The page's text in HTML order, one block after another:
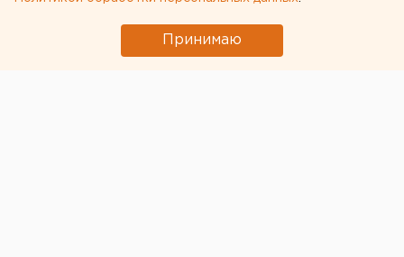
Гражданин был пьян. Он незаконно проник в чужую
квартиру 24 мая этого года. С применением силы и
Принимаю